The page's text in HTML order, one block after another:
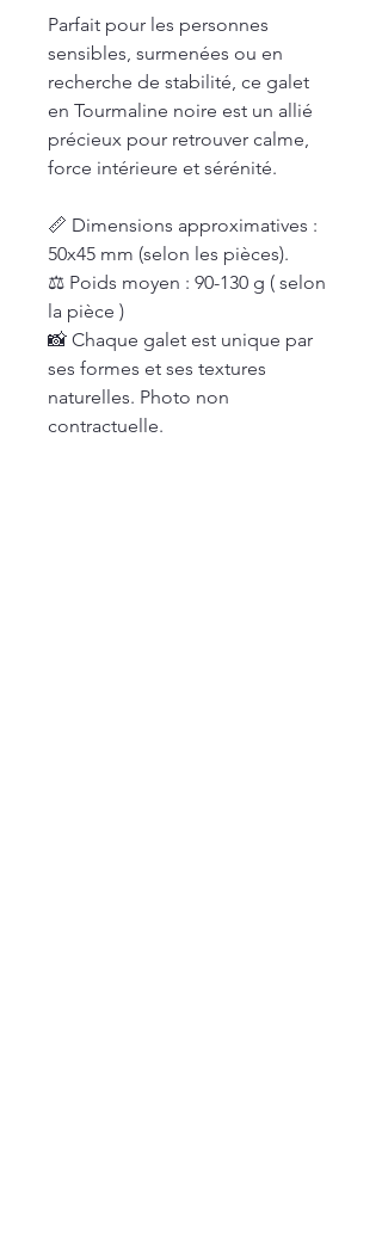
Parfait pour les personnes
sensibles, surmenées ou en
recherche de stabilité, ce galet
en Tourmaline noire est un allié
précieux pour retrouver calme,
force intérieure et sérénité.
📏 Dimensions approximatives :
50x45 mm (selon les pièces).
⚖️ Poids moyen : 90-130 g ( selon
la pièce )
📸 Chaque galet est unique par
ses formes et ses textures
naturelles. Photo non
contractuelle.